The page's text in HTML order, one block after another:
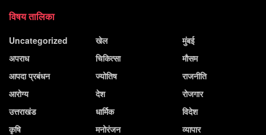
विषय तालिका
Uncategorized
अपराध
आपदा प्रबंधन
आरोग्य
उत्तराखंड
कृषि
खेल
चिकित्सा
ज्योतिष
देश
धार्मिक
मनोरंजन
मुंबई
मौसम
राजनीति
रोजगार
विदेश
व्यापार